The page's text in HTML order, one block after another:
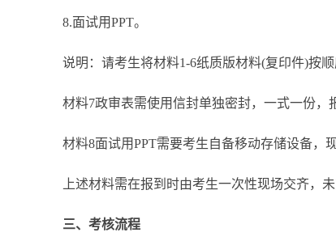
8.面试用PPT。
说明：请考生将材料1-6纸质版材料(复印件)按顺
材料7政审表需使用信封单独密封，一式一份，
材料8面试用PPT需要考生自备移动存储设备，现
上述材料需在报到时由考生一次性现场交齐，未
三、考核流程